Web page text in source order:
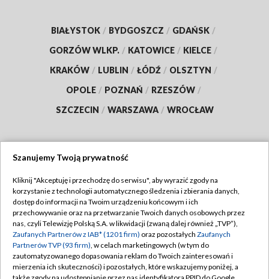
BIAŁYSTOK / BYDGOSZCZ / GDAŃSK /
GORZÓW WLKP. / KATOWICE / KIELCE /
KRAKÓW / LUBLIN / ŁÓDŹ / OLSZTYN /
OPOLE / POZNAŃ / RZESZÓW /
SZCZECIN / WARSZAWA / WROCŁAW
TVP
Abonament TVP
Emisja w TVP
Centrum informacji TVP
Naziemna Telewizja Cyfrowa
Regulamin TVP
Polityka prywatności
Moje zgody
Pomoc
Szanujemy Twoją prywatność
Kliknij "Akceptuję i przechodzę do serwisu", aby wyrazić zgody na
korzystanie z technologii automatycznego śledzenia i zbierania danych,
dostęp do informacji na Twoim urządzeniu końcowym i ich
przechowywanie oraz na przetwarzanie Twoich danych osobowych przez
nas, czyli Telewizję Polską S.A. w likwidacji (zwaną dalej również „TVP”),
Zaufanych Partnerów z IAB* (1201 firm) oraz pozostałych Zaufanych
Partnerów TVP (93 firm), w celach marketingowych (w tym do
zautomatyzowanego dopasowania reklam do Twoich zainteresowań i
mierzenia ich skuteczności) i pozostałych, które wskazujemy poniżej, a